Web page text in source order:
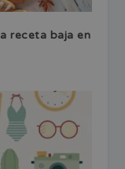
receta baja en